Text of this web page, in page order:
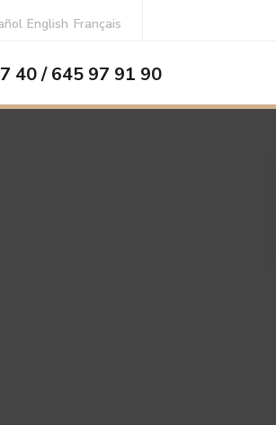
English Français
40 / 645 97 91 90